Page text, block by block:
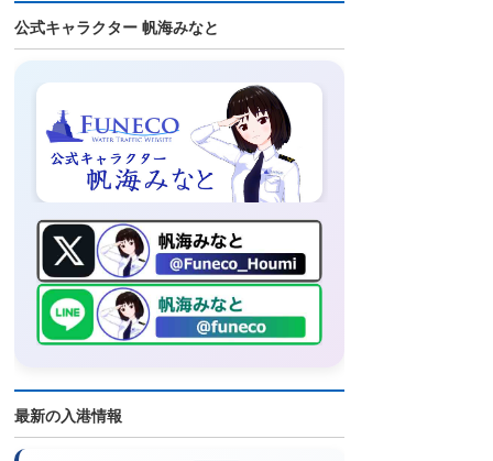
公式キャラクター 帆海みなと
最新の入港情報